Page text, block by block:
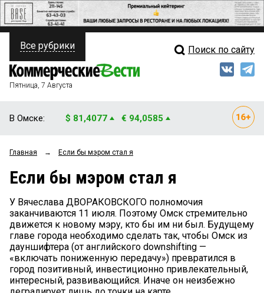
ПОЛИТИКА
ФИНАНСЫ
ОБЩЕСТВО
ЗАКОН
НОВОСТИ КОМПАНИЙ
ПРОИСШЕСТВИЯ
СТИЛЬ ЖИЗНИ
Свежий выпуск
Рейтинги
Блоги
Архив
Все рубрики Поиск по сайту
Пятница, 7 Августа
В Омске: $ 81,4077 € 94,0585
Главная → Если бы мэром стал я
Если бы мэром стал я
У Вячеслава ДВОРАКОВСКОГО полномочия
заканчиваются 11 июля. Поэтому Омск стремительно
движется к новому мэру, кто бы им ни был. Будущему
главе города необходимо сделать так, чтобы Омск из
дауншифтера (от английского downshifting —
«включать пониженную передачу») превратился в
город позитивный, инвестиционно привлекательный,
интересный, развивающийся. Иначе он неизбежно